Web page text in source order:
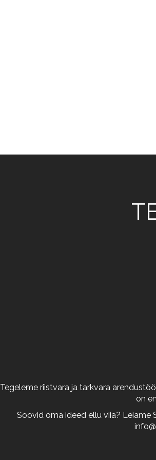
Tegeleme riistvara ja tarkvara
on
Soovid oma ideed ellu viia? Leiame